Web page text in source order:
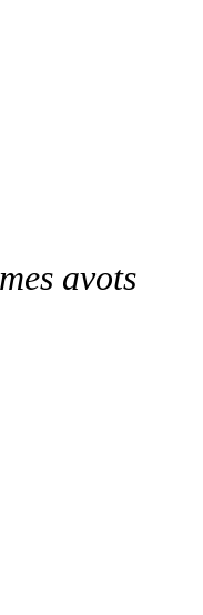
avots